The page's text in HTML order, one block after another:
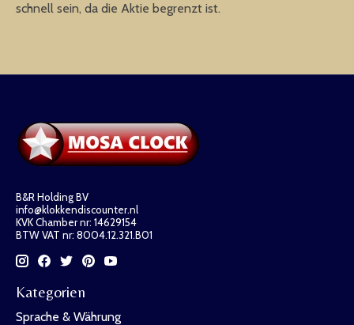
schnell sein, da die Aktie begrenzt ist.
B&R Holding BV
info@klokkendiscounter.nl
KVK Chamber nr: 14629154
BTW VAT nr: 8004.12.321.B01
Kategorien
Sprache & Währung